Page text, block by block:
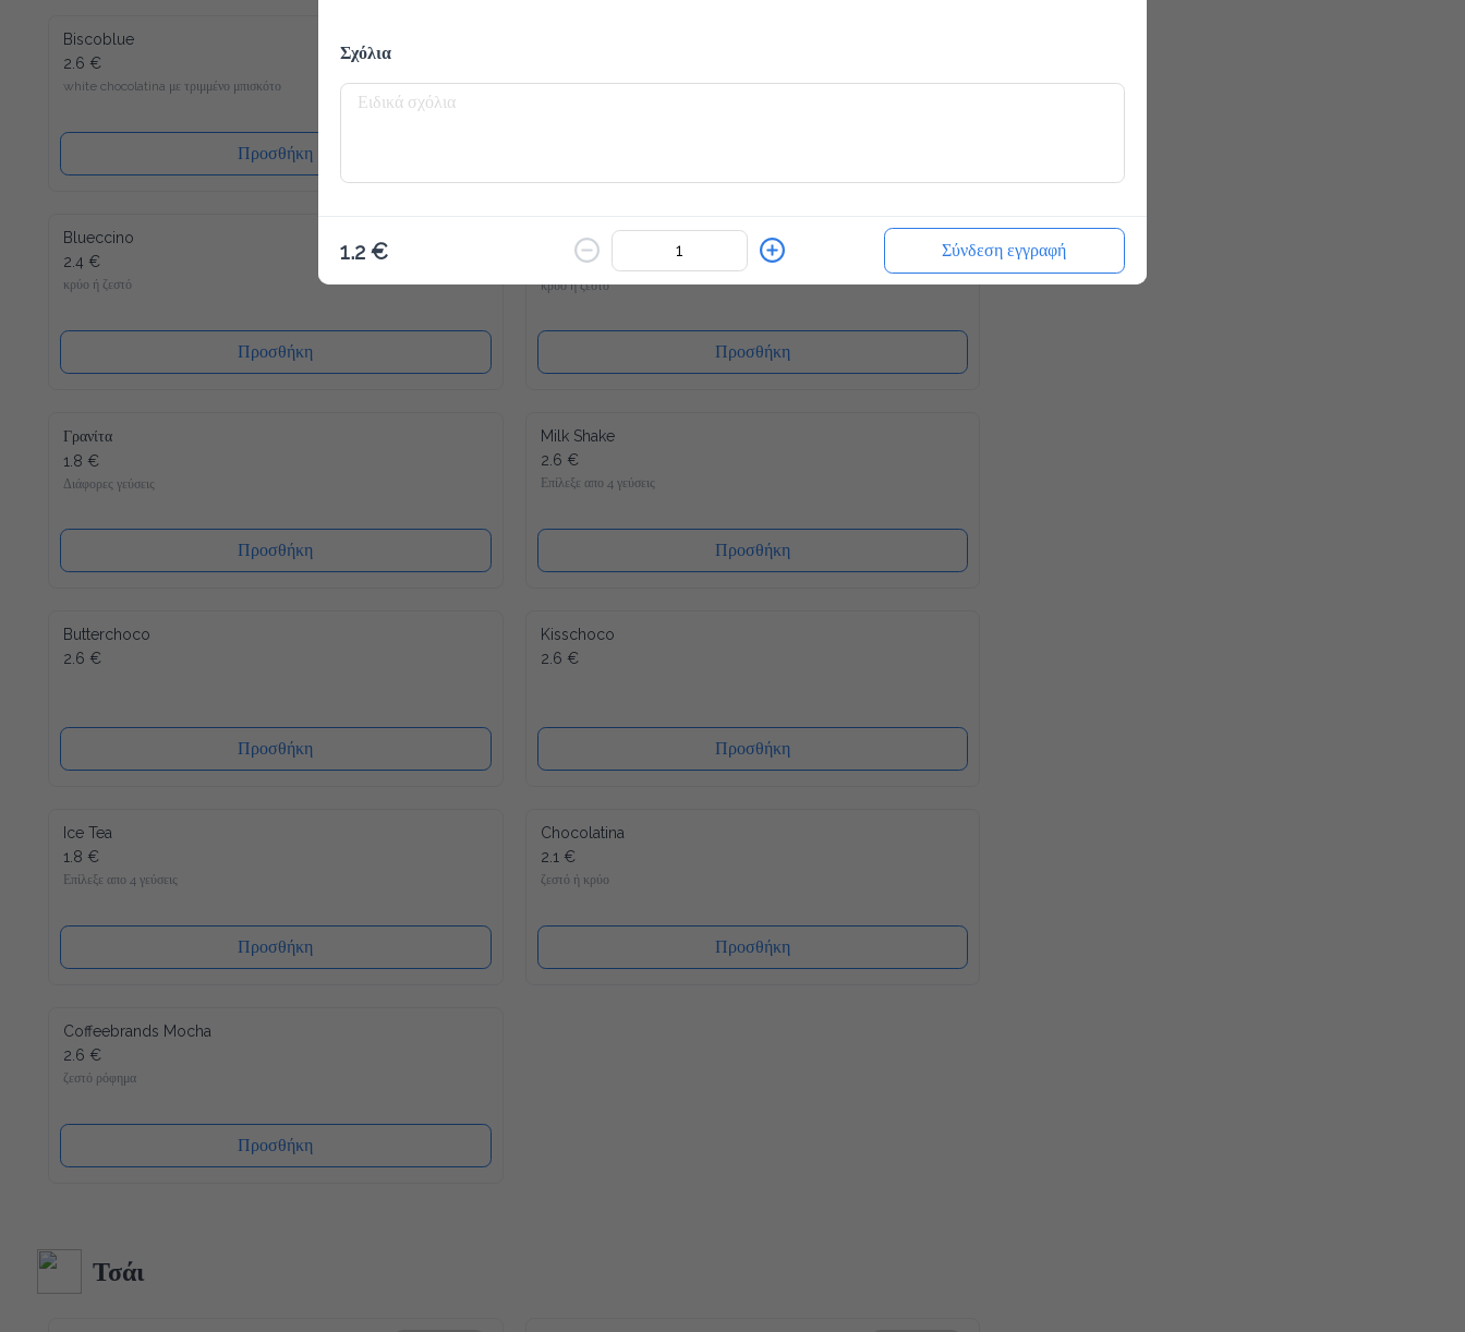
Biscoblue
2.6 €
white chocolatina με τριμμένο μπισκότο
Προσθήκη
ζεστό ή κρύο
Blueccino
2.4 €
κρύο ή ζεστό
Προσθήκη
Blueccino Βανίλια
Προσθήκη
Γρανίτα
1.8 €
Διάφορες γεύσεις
Προσθήκη
Milk Shake
2.6 €
Επίλεξε απο 4 γεύσεις
Προσθήκη
Butterchoco
2.6 €
Προσθήκη
Kisschoco
2.6 €
Προσθήκη
Ice Tea
1.8 €
Επίλεξε απο 4 γεύσεις
Προσθήκη
Chocolatina
2.1 €
ζεστό ή κρύο
Προσθήκη
Coffeebrands Mocha
2.6 €
ζεστό ρόφημα
Προσθήκη
Τσάι
Σχόλια
1.2 € Σύνδεση εγγραφή